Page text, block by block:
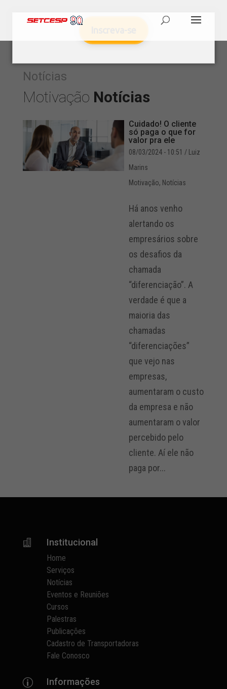
Notícias
Motivação Notícias
Cuidado! O cliente
só paga o que for
valor pra ele
08/03/2024 - 10:51 / Luiz
Marins
Motivação, Notícias
Há anos venho
alertando os
empresários sobre
os desafios da
chamada
“diferenciação”. A
verdade é que a
maioria das
chamadas
“diferenciações”
que vejo nas
empresas,
aumentaram o custo
da empresa e não
aumentaram o valor
percebido pelo
cliente. Aí ele não
paga por...
 Institucional
Home
Serviços
Notícias
Eventos e Reuniões
Cursos
Palestras
Publicações
Cadastro de Transportadoras
Fale Conosco
p Informações